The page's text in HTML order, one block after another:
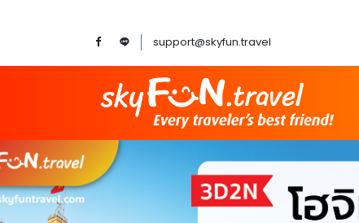
support@skyfun.travel